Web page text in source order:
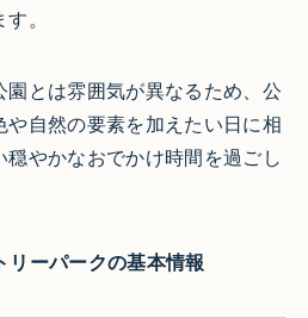
。
とは雰囲気が異なるため、公
や自然の要素を加えたい日に相
やかなおでかけ時間を過ごし
ーパークの基本情報